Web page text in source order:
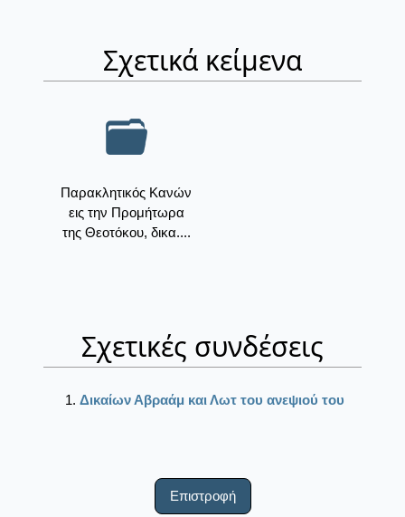
Σχετικά κείμενα
Παρακλητικός Κανών
εις την Προμήτωρα
της Θεοτόκου, δικα....
Σχετικές συνδέσεις
Δικαίων Αβραάμ και Λωτ του ανεψιού του
Επιστροφή